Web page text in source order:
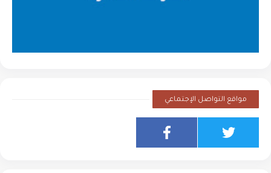
مواقع التواصل الإجتماعي